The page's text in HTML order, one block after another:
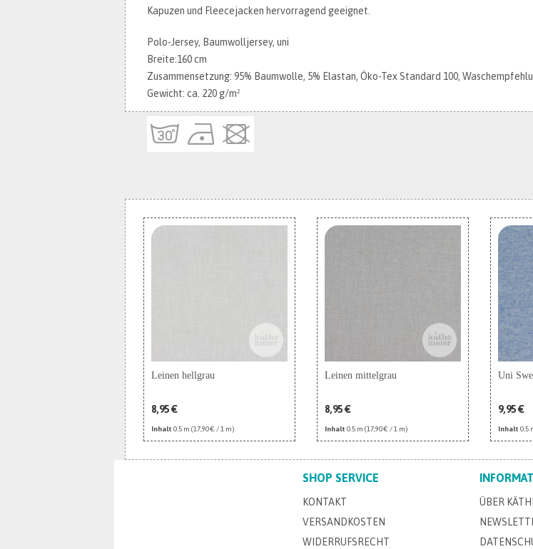
Kapuzen und Fleecejacken hervorragend geeignet.
Polo-Jersey, Baumwolljersey, uni
Breite:160 cm
Zusammensetzung: 95% Baumwolle, 5% Elastan, Öko-Tex Standard 100,
Gewicht: ca. 220 g/m²
Leinen hellgrau
8,95 €
Inhalt 0.5 m (17,90 € / 1 m)
Leinen mittelgrau
8,95 €
Inhalt 0.5 m (17,90 € / 1 m)
Uni
9,95 €
Inhalt 0.5
SHOP SERVICE
KONTAKT
VERSANDKOSTEN
WIDERRUFSRECHT
ÜBER